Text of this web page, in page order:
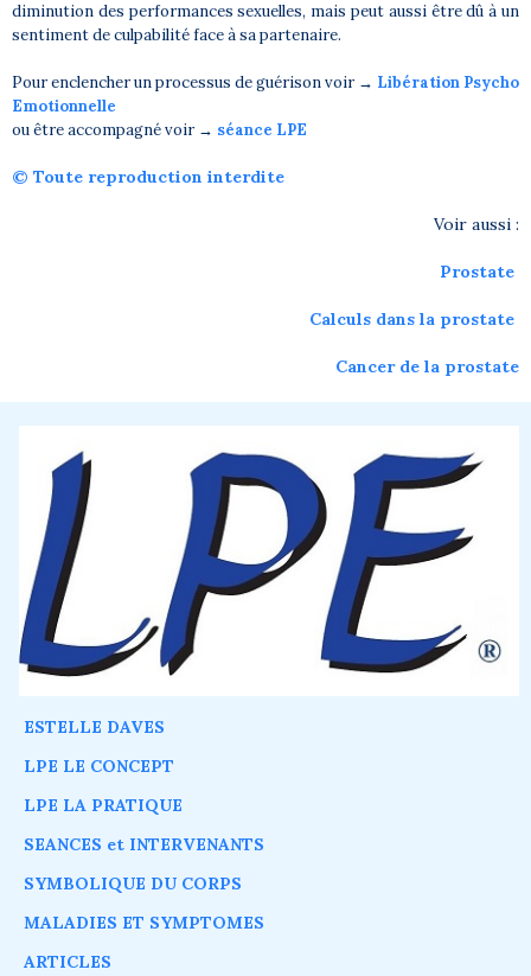
diminution des performances sexuelles, mais peut aussi être dû à un
sentiment de culpabilité face à sa partenaire.
Pour enclencher un processus de guérison voir → Libération Psycho
Emotionnelle
ou être accompagné voir → séance LPE
© Toute reproduction interdite
Voir aussi :
Prostate
Calculs dans la prostate
Cancer de la prostate
ESTELLE DAVES
LPE LE CONCEPT
LPE LA PRATIQUE
SEANCES et INTERVENANTS
SYMBOLIQUE DU CORPS
MALADIES ET SYMPTOMES
ARTICLES